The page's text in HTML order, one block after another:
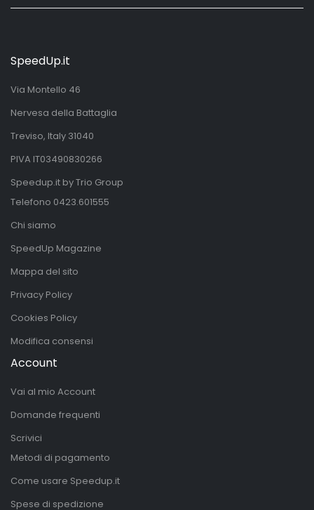
SpeedUp.it
Via Montello 46
Nervesa della Battaglia
Treviso, Italy 31040
PIVA IT03490830266
Speedup.it by Trio Group
Telefono 0423.601555
Chi siamo
SpeedUp Magazine
Mappa del sito
Privacy Policy
Cookies Policy
Modifica consensi
Account
Vai al mio Account
Domande frequenti
Scrivici
Metodi di pagamento
Come usare Speedup.it
Spese di spedizione